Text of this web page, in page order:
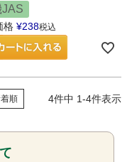
格 ¥238税込
順 4件中 1-4件表示